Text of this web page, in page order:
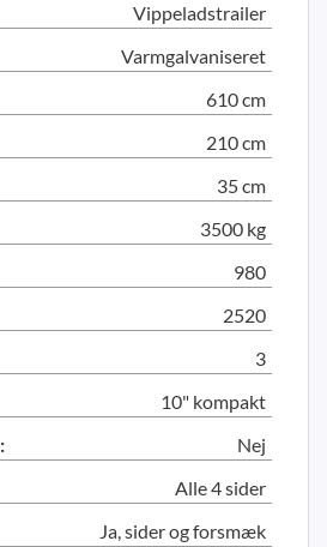
Vippeladstrailer
Varmgalvaniseret
610 cm
210 cm
35 cm
3500 kg
980
2520
3
10" kompakt
Nej
Alle 4 sider
Ja, sider og forsmæk